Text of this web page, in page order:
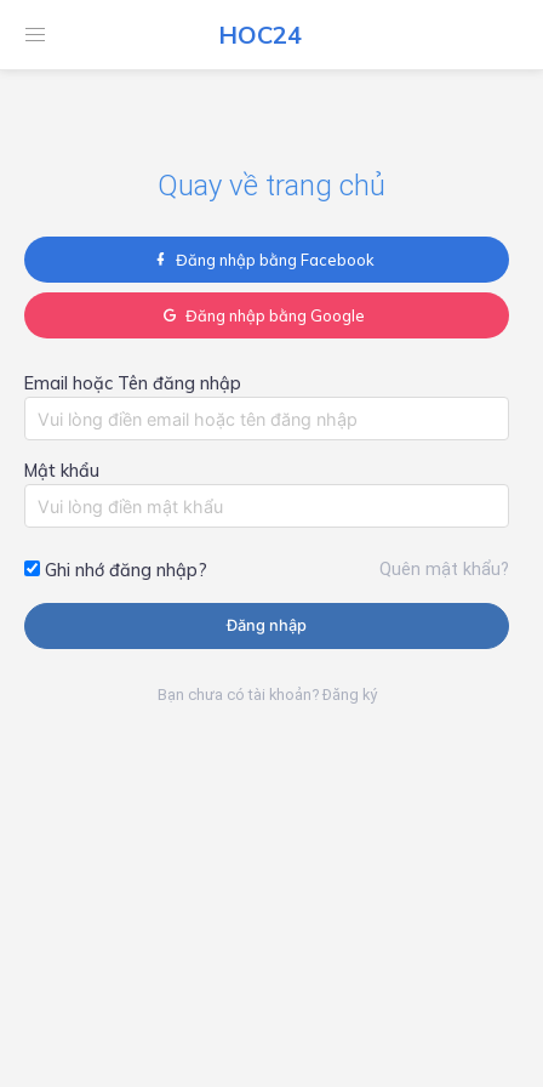
HOC24
HOC24
Quay về trang chủ
Đăng nhập bằng Facebook
Đăng nhập bằng Google
Email hoặc Tên đăng nhập
Mật khẩu
Ghi nhớ đăng nhập? Quên mật khẩu?
Đăng nhập
Bạn chưa có tài khoản? Đăng ký